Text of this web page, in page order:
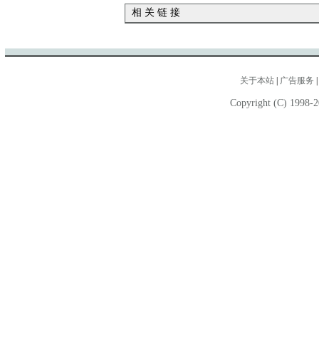
相 关 链 接
关于本站 广告服务
Copyright (C) 1998-